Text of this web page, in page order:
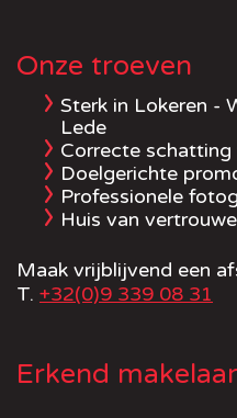
Onze troeven
Sterk in Lokeren -
Lede
Correcte schatting
Doelgerichte
Professionele
Huis van
Maak vrijblijvend een
T. +32(0)9 339 08 31
Erkend makelaar